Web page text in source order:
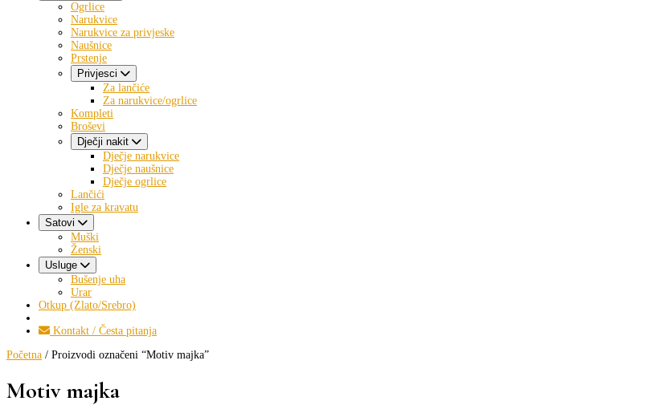
Ogrlice
Narukvice
Narukvice za privjeske
Naušnice
Prstenje
Privjesci
Za lančiće
Za narukvice/ogrlice
Kompleti
Broševi
Dječji nakit
Dječje narukvice
Dječje naušnice
Dječje ogrlice
Lančići
Igle za kravatu
Satovi
Muški
Ženski
Usluge
Bušenje uha
Urar
Otkup (Zlato/Srebro)
Kontakt / Česta pitanja
Početna / Proizvodi označeni “Motiv majka”
Motiv majka